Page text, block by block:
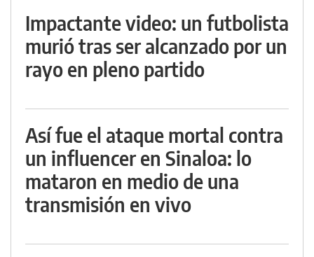
Impactante video: un futbolista
murió tras ser alcanzado por un
rayo en pleno partido
Así fue el ataque mortal contra
un influencer en Sinaloa: lo
mataron en medio de una
transmisión en vivo